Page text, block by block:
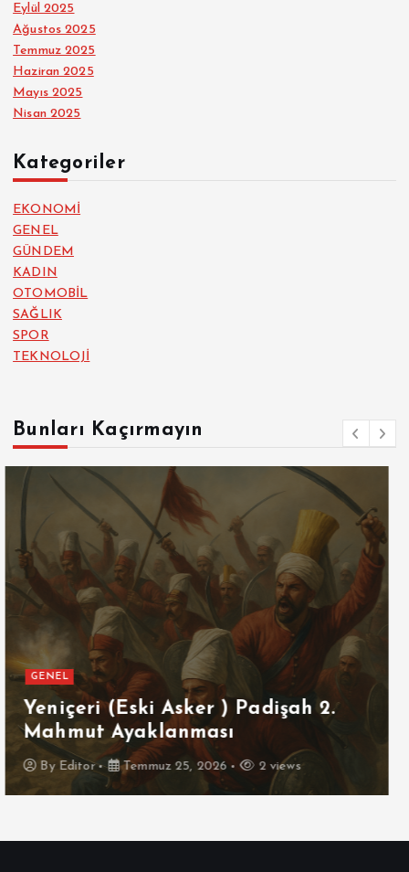
Eylül 2025
Ağustos 2025
Temmuz 2025
Haziran 2025
Mayıs 2025
Nisan 2025
Kategoriler
EKONOMİ
GENEL
GÜNDEM
KADIN
OTOMOBİL
SAĞLIK
SPOR
TEKNOLOJİ
Bunları Kaçırmayın
GENEL SPOR
Futbolun Zirvesinde Yeniden
İspanya
ByEditor Temmuz 16, 2026 3 views